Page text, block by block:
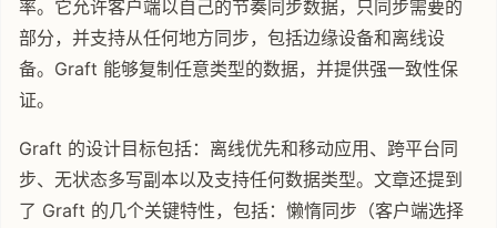
率。它允许客户端以自己的节奏同步数据，只同步需要的
部分，并支持从任何地方同步，包括边缘设备和离线设
备。Graft 能够复制任意类型的数据，并提供强一致性保
证。
Graft 的设计目标包括：离线优先和移动应用、跨平台同
步、无状态多写副本以及支持任何数据类型。文章还提到
了 Graft 的几个关键特性，包括：懒惰同步（客户端选择